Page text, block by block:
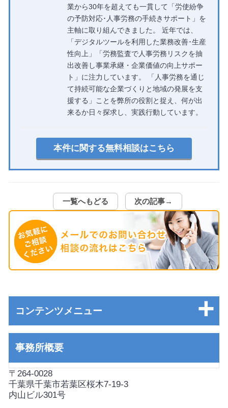
業から30年を超えても一貫して「労使紛争
の予防対応･人事労務の手続きサポート」を
主軸に取り組んできました。 近年では、
「デジタルツールを利用した業務改善･生産
性向上」「労務監査で人事労務リスクを抽
出改善し事業承継・企業価値の向上サポー
ト」に注力しています。 「人事労務を通じ
て持続可能な企業づくりと地域の発展を支
援する」ことを弊所の役割と捉え、何が出
来るか日々探求し、実践行動しています。
本件に関する無料相談はこちら
一覧へもどる 次の記事→
コンテンツメニュー
事務所概要
〒264-0028
千葉県千葉市若葉区桜木7-19-3
内山ビル301号